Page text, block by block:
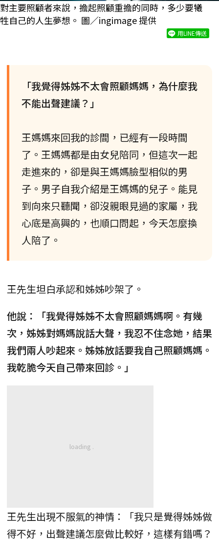
對主要照顧者來說，擔起照顧重擔的同時，多少要犧
牲自己的人生夢想。 圖／ingimage 提供
用LINE傳送
「我覺得姊姊不太會照顧媽媽，為什麼我
不能出聲建議？」
王媽媽來回我的診間，已經有一段時間
了。王媽媽都是由女兒陪同，但這次一起
走進來的，卻是與王媽媽臉型相似的男
子。男子自我介紹是王媽媽的兒子。能見
到向來只聽聞，卻沒親眼見過的家屬，我
心底是高興的，也順口問起，今天怎麼換
人陪了。
王先生坦白承認和姊姊吵架了。
他說：「我覺得姊姊不太會照顧媽媽啊。有幾
次，姊姊對媽媽說話大聲，我忍不住念她，結果
我們兩人吵起來。姊姊放話要我自己照顧媽媽。
我乾脆今天自己帶來回診。」
王先生出現不服氣的神情：「我只是覺得姊姊做
得不好，出聲建議怎麼做比較好，這樣有錯嗎？